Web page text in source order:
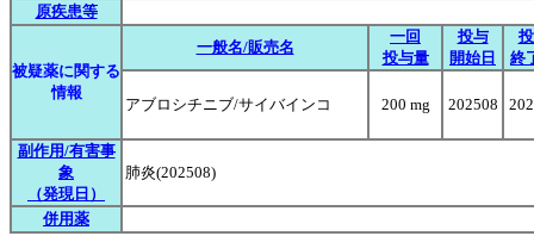
原疾患等
被疑薬に関する
情報
一般名/販売名
一回
投与量
投与
開始日
終
アブロシチニブ/サイバインコ 200 mg 202508
副作用/有害事
象
（発現日）
肺炎(202508)
併用薬